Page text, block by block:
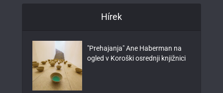
Hírek
"Prehajanja" Ane Haberman na
ogled v Koroški osrednji knjižnici